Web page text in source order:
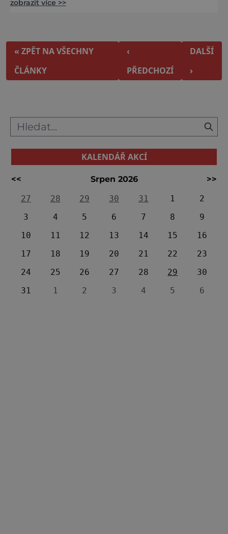
Švamberk kompletně vyhořel kvůli
právě v tomto dvoře. Místní příjemná
restaurac
zobrazit více >>
« ZPĚT NA VŠECHNY
ČLÁNKY
‹
PŘEDCHOZÍ
DALŠÍ
›
KALENDÁŘ AKCÍ
<< Srpen 2026
>>
27
28 29 30 31 1
2
3
4 5 6 7 8
9
10
11 12 13 14 15
16
17
18 19 20 21 22
23
24
25 26 27 28 29
30
31
1 2 3 4 5 6